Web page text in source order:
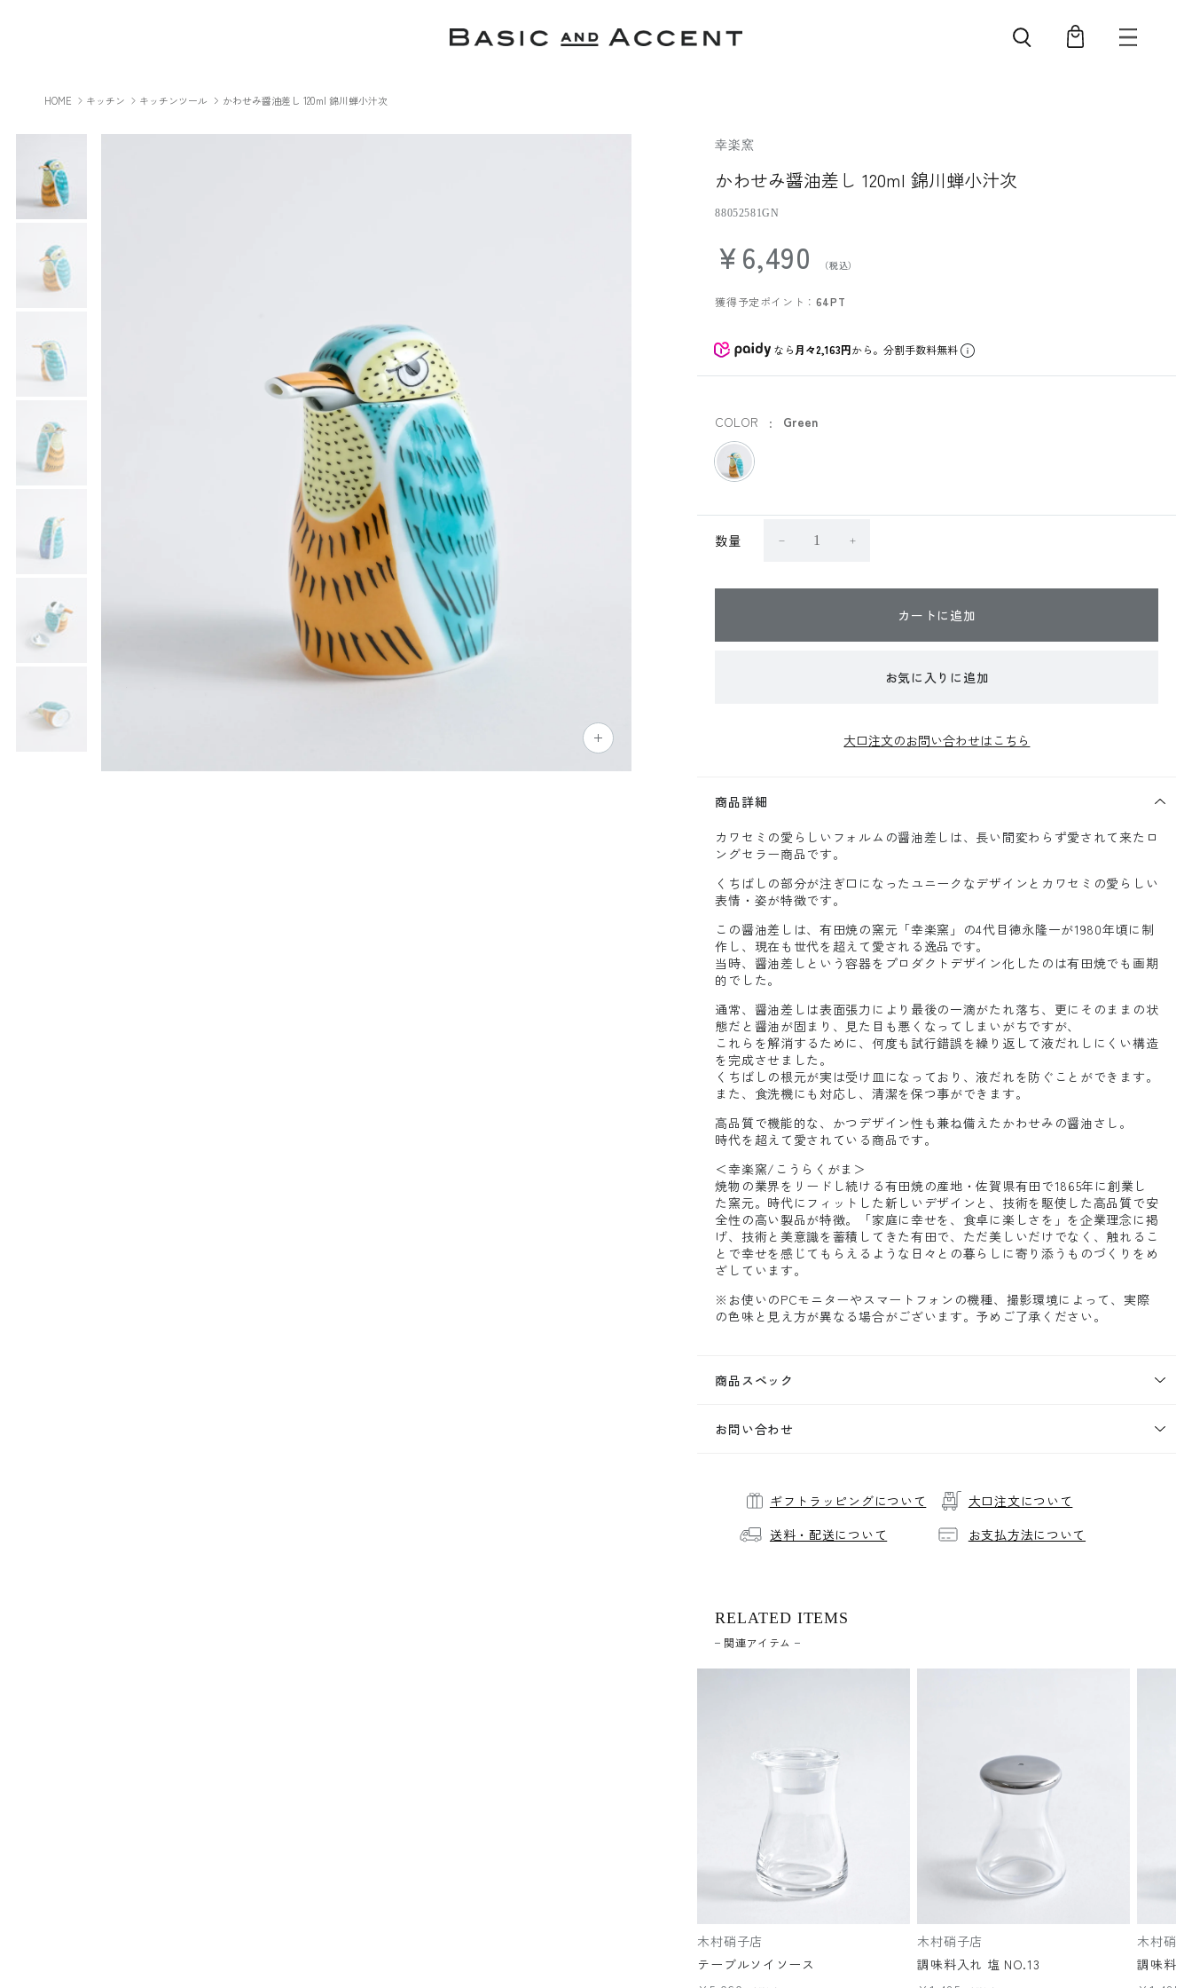
HOME キッチン キッチンツール かわせみ醤油差し 120ml 錦川蝉小汁次
幸楽窯
かわせみ醤油差し 120ml 錦川蝉小汁次
88052581GN
¥6,490
獲得予定ポイント： 64PT
なら 月々2,163円から。分割手数料無料
COLOR Green
数量
カートに追加
お気に入りに追加
大口注文のお問い合わせはこちら
商品詳細
カワセミの愛らしいフォルムの醤油差しは、長い間変わらず愛されて来たロ
ングセラー商品です。
くちばしの部分が注ぎ口になったユニークなデザインとカワセミの愛らしい
表情・姿が特徴です。
この醤油差しは、有田焼の窯元「幸楽窯」の4代目徳永隆一が1980年頃に制
作し、現在も世代を超えて愛される逸品です。
当時、醤油差しという容器をプロダクトデザイン化したのは有田焼でも画期
的でした。
通常、醤油差しは表面張力により最後の一滴がたれ落ち、更にそのままの状
態だと醤油が固まり、見た目も悪くなってしまいがちですが、
これらを解消するために、何度も試行錯誤を繰り返して液だれしにくい構造
を完成させました。
くちばしの根元が実は受け皿になっており、液だれを防ぐことができます。
また、食洗機にも対応し、清潔を保つ事ができます。
高品質で機能的な、かつデザイン性も兼ね備えたかわせみの醤油さし。
時代を超えて愛されている商品です。
＜幸楽窯/こうらくがま＞
焼物の業界をリードし続ける有田焼の産地・佐賀県有田で1865年に創業し
た窯元。時代にフィットした新しいデザインと、技術を駆使した高品質で安
全性の高い製品が特徴。「家庭に幸せを、食卓に楽しさを」を企業理念に掲
げ、技術と美意識を蓄積してきた有田で、ただ美しいだけでなく、触れるこ
とで幸せを感じてもらえるような日々との暮らしに寄り添うものづくりをめ
ざしています。
※お使いのPCモニターやスマートフォンの機種、撮影環境によって、実際
の色味と見え方が異なる場合がございます。予めご了承ください。
商品スペック
お問い合わせ
ギフトラッピングについて
大口注文について
送料・配送について
お支払方法について
RELATED ITEMS
関連アイテム
木村硝子店
テーブルソイソース
木村硝子店
調味料入れ 塩 NO.13
木村硝
調味料